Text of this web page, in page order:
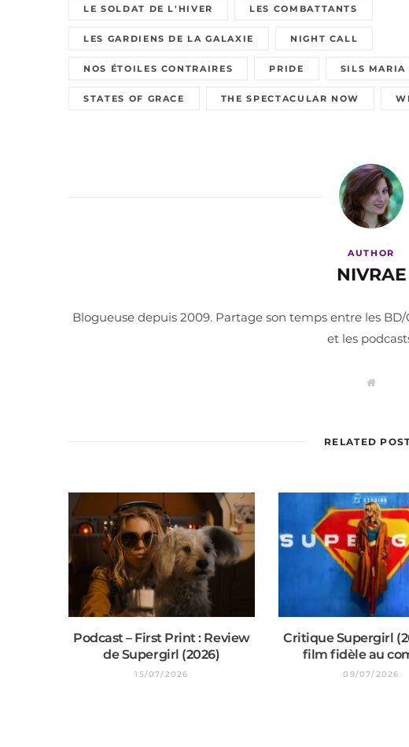
LE SOLDAT DE L'HIVER LES COMBATTANTS
LES GARDIENS DE LA GALAXIE NIGHT CALL
NOS ÉTOILES CONTRAIRES PRIDE SILS MARIA
STATES OF GRACE THE SPECTACULAR NOW
AUTHOR
NIVRAE
Blogueuse depuis 2009. Partage son temps entre les BD/
et les
W
e
RELATED
Podcast – First Print : Review
de Supergirl (2026)
15/07/2026
Critique Supergirl
film fidèle au
09/07/2026